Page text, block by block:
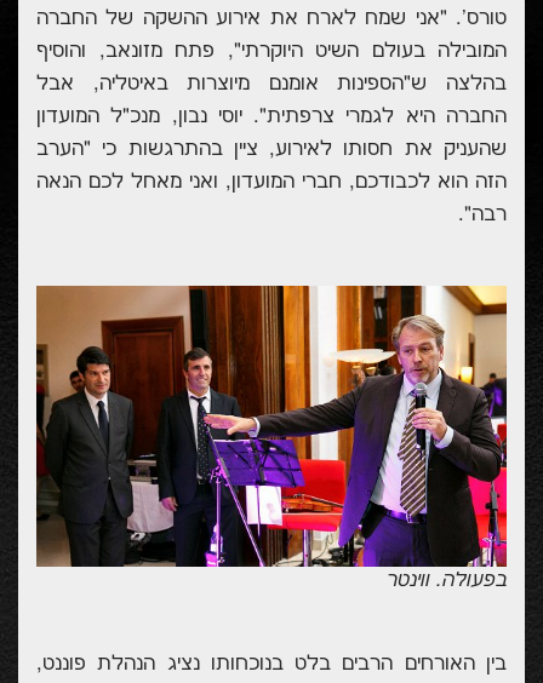
טורס'. "אני שמח לארח את אירוע ההשקה של החברה
המובילה בעולם השיט היוקרתי", פתח מזונאב, והוסיף
בהלצה ש"הספינות אומנם מיוצרות באיטליה, אבל
החברה היא לגמרי צרפתית". יוסי נבון, מנכ"ל המועדון
שהעניק את חסותו לאירוע, ציין בהתרגשות כי "הערב
הזה הוא לכבודכם, חברי המועדון, ואני מאחל לכם הנאה
רבה".
בפעולה. ווינטר
בין האורחים הרבים בלט בנוכחותו נציג הנהלת פוננט,